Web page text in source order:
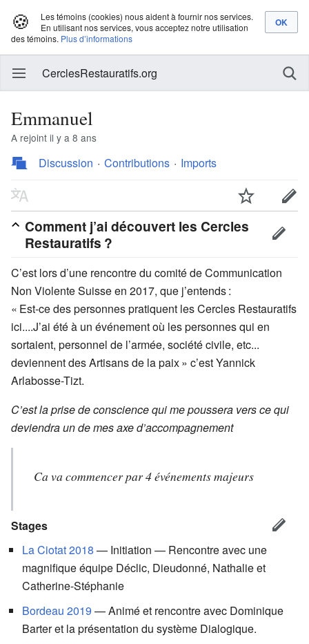
🍪
Les témoins (cookies) nous aident à fournir nos services.
En utilisant nos services, vous acceptez notre utilisation
des témoins. Plus d’informations
CerclesRestauratifs.org
Emmanuel
A rejoint il y a 8 ans
Discussion Contributions Imports
Comment j’ai découvert les Cercles
Restauratifs ?
C’est lors d’une rencontre du comité de Communication
Non Violente Suisse en 2017, que j’entends :
« Est-ce des personnes pratiquent les Cercles Restauratifs
ici....J’ai été à un événement où les personnes qui en
sortaient, personnel de l’armée, société civile, etc...
deviennent des Artisans de la paix » c’est Yannick
Arlabosse-Tizt.
C’est la prise de conscience qui me poussera vers ce qui
deviendra un de mes axe d’accompagnement
Ca va commencer par 4 événements majeurs
Stages
La Ciotat 2018 — Initiation — Rencontre avec une
magnifique équipe Déclic, Dieudonné, Nathalie et
Catherine-Stéphanie
Bordeau 2019 — Animé et rencontre avec Dominique
Barter et la présentation du système Dialogique.